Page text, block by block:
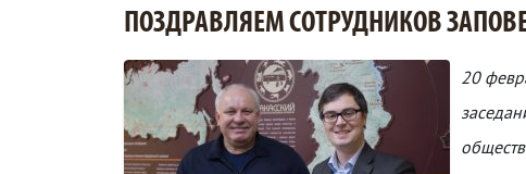
ПОЗДРАВЛЯЕМ СОТРУДНИКОВ
20